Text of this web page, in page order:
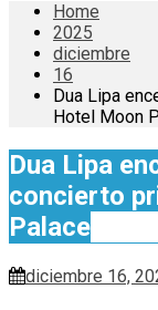
Home
2025
diciembre
16
Dua Lipa
Hotel Moon
Dua Lipa
concierto
Palace
diciembre 16,